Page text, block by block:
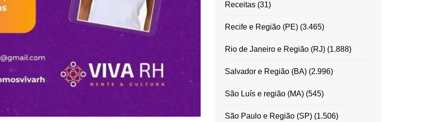
Receitas(31)
Recife e Região (PE)(3.465)
Rio de Janeiro e Região (RJ)(1.888)
Salvador e Região (BA)(2.996)
São Luís e região (MA)(545)
São Paulo e Região (SP)(1.506)